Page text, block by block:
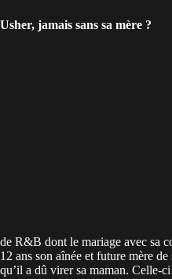
Usher, jamais sans sa mère ?
de R&B dont le mariage avec sa
12 ans son aînée et future mère
qu’il a dû virer sa maman. Celle-ci